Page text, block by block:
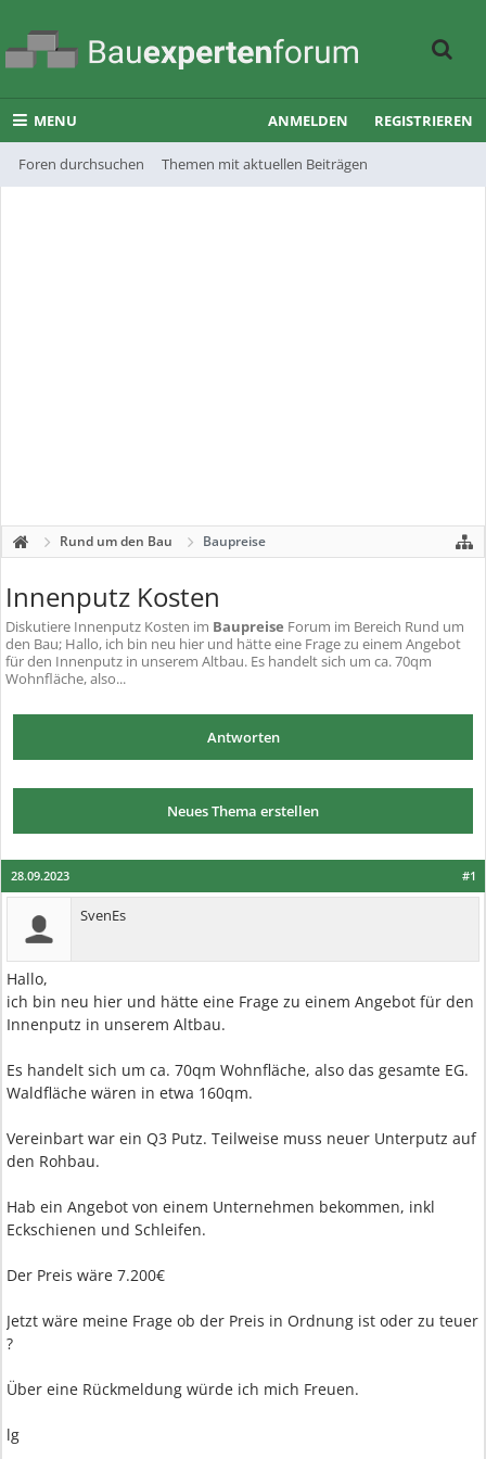
MENU
Foren durchsuchen Themen mit aktuellen Beiträgen
ANMELDEN REGISTRIEREN
Rund um den Bau Baupreise
Innenputz Kosten
Diskutiere Innenputz Kosten im Baupreise Forum im Bereich Rund um
den Bau; Hallo, ich bin neu hier und hätte eine Frage zu einem Angebot
für den Innenputz in unserem Altbau. Es handelt sich um ca. 70qm
Wohnfläche, also...
Antworten
Neues Thema erstellen
#1
28.09.2023
SvenEs
Hallo,
ich bin neu hier und hätte eine Frage zu einem Angebot für den
Innenputz in unserem Altbau.
Es handelt sich um ca. 70qm Wohnfläche, also das gesamte EG.
Waldfläche wären in etwa 160qm.
Vereinbart war ein Q3 Putz. Teilweise muss neuer Unterputz auf
den Rohbau.
Hab ein Angebot von einem Unternehmen bekommen, inkl
Eckschienen und Schleifen.
Der Preis wäre 7.200€
Jetzt wäre meine Frage ob der Preis in Ordnung ist oder zu teuer
?
Über eine Rückmeldung würde ich mich Freuen.
lg